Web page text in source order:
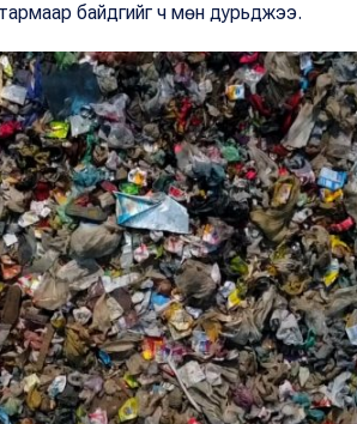
байдгийг ч мөн дурьджээ.